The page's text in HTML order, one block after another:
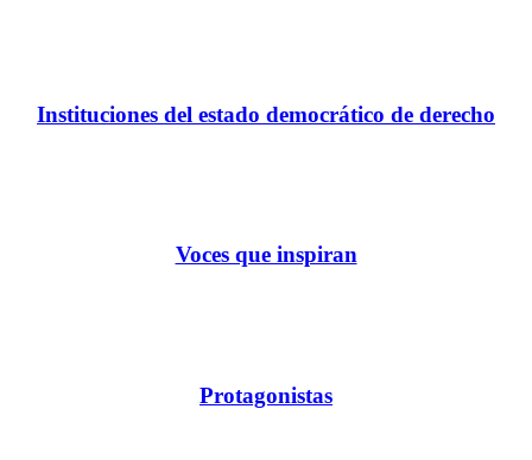
Instituciones del estado democrático de derecho
Voces que inspiran
Protagonistas